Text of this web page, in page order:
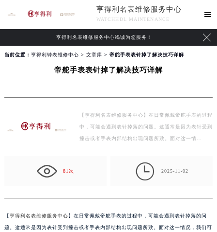
亨得利名表维修服务中心
WATCHHDL MAINTENANCE

亨得利名表维修服务中心竭诚为您服务！ 
当前位置： 亨得利钟表维修中心 > 文章库 > 帝舵手表表针掉了解决技巧详解
帝舵手表表针掉了解决技巧详解
【亨得利名表维修服务中心】在日常佩戴帝舵手表的过程
中，可能会遇到表针掉落的问题。这通常是因为表针受到
撞击或者手表内部结构出现问题所致。面对这一情…
81次  2025-11-02
【亨得利名表维修服务中心】在日常佩戴帝舵手表的过程中，可能会遇到表针掉落的问
题。这通常是因为表针受到撞击或者手表内部结构出现问题所致。面对这一情况，我们可